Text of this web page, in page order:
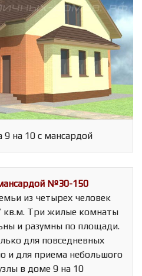
на 10 с мансардой
№30-150
из четырех человек
Три жилые комнаты
и разумны по площади.
для повседневных
и для приема небольшого
в доме 9 на 10